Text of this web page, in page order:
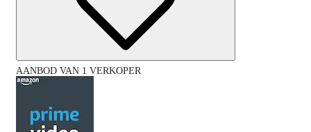
AANBOD VAN 1 VERKOPER